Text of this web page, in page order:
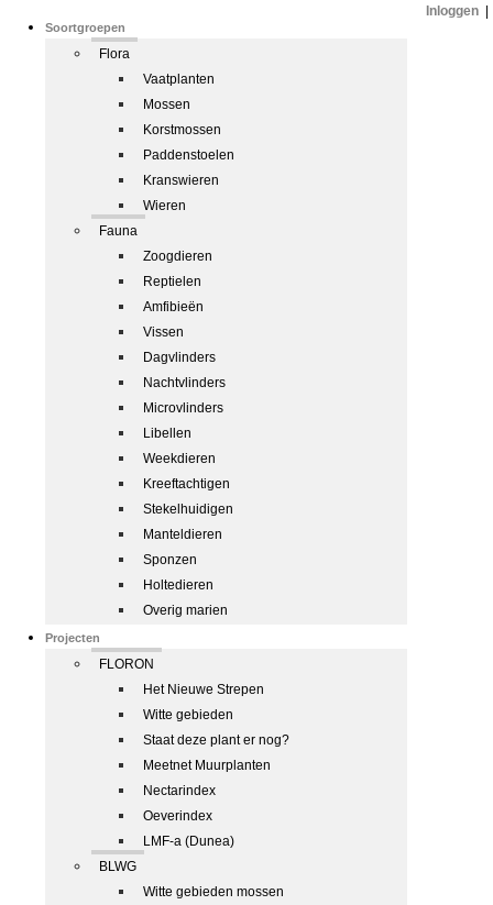
Soortgroepen
Flora
Vaatplanten
Mossen
Korstmossen
Paddenstoelen
Kranswieren
Wieren
Fauna
Zoogdieren
Reptielen
Amfibieën
Vissen
Dagvlinders
Nachtvlinders
Microvlinders
Libellen
Weekdieren
Kreeftachtigen
Stekelhuidigen
Manteldieren
Sponzen
Holtedieren
Overig marien
Projecten
FLORON
Het Nieuwe Strepen
Witte gebieden
Staat deze plant er nog?
Meetnet Muurplanten
Nectarindex
Oeverindex
LMF-a (Dunea)
BLWG
Witte gebieden mossen
Inloggen